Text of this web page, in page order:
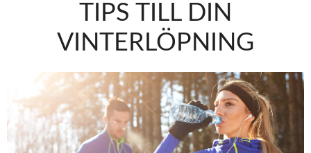
TIPS TILL DIN
VINTERLÖPNING